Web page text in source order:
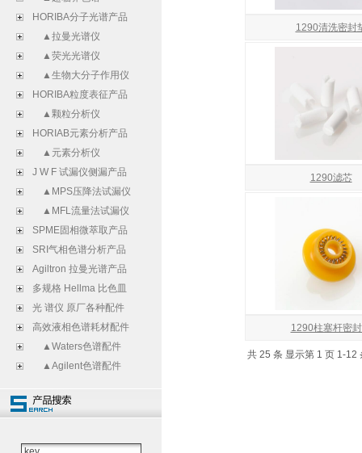
HORIBA分子光谱产品
▲拉曼光谱仪
▲荧光光谱仪
▲生物大分子作用仪
HORIBA粒度表征产品
▲颗粒分析仪
HORIAB元素分析产品
▲元素分析仪
J W F 试漏仪侧漏产品
▲MPS压降法试漏仪
▲MFL流量法试漏仪
SPME固相微萃取产品
SRI气相色谱分析产品
Agiltron 拉曼光谱产品
多规格 Hellma 比色皿
光 谱仪 原厂各种配件
高效液相色谱耗材配件
▲Waters色谱配件
▲Agilent色谱配件
1290清洗密封
1290滤芯
1290柱塞杆密
共 25 条 显示第 1 页 1-12